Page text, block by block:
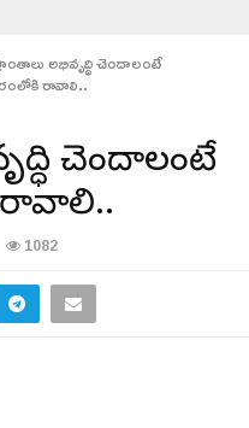
అభివృద్ధి చెందాలంటే
రావాలి..
చెందాలంటే
1082